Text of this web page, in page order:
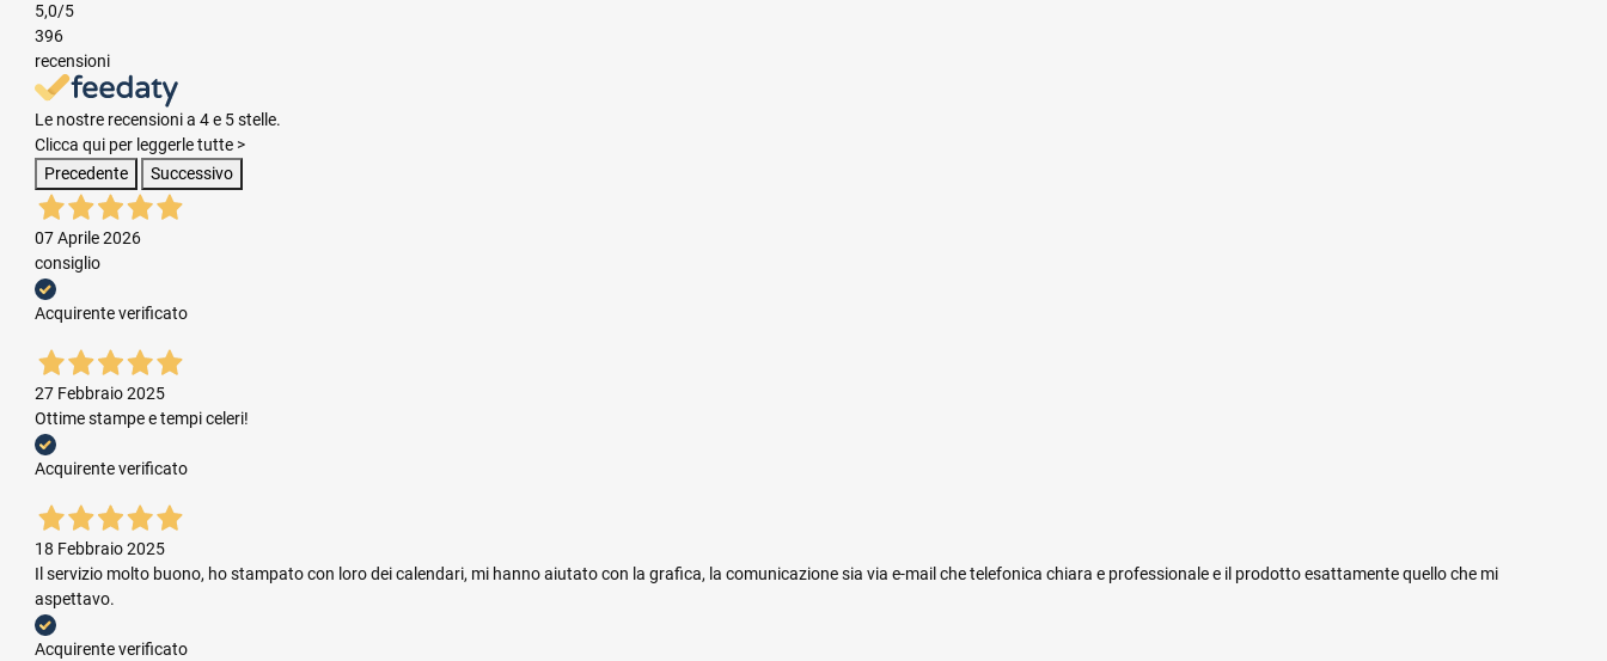
5,0/5
396
recensioni
Le nostre recensioni a 4 e 5 stelle.
Clicca qui per leggerle tutte >
Precedente
Successivo
07 Aprile 2026
consiglio
Acquirente verificato
27 Febbraio 2025
Ottime stampe e tempi celeri!
Acquirente verificato
18 Febbraio 2025
Il servizio molto buono, ho stampato con loro dei calendari, mi hanno aiutato con la grafica, la comunicazione sia via e-mail che telefonica chiara e professionale e il prodotto esattamente quello che mi
aspettavo.
Acquirente verificato